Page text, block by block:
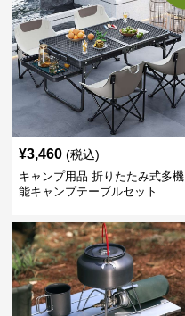
¥3,460 (税込)
キャンプ用品 折りたたみ式多機
能キャンプテーブルセット